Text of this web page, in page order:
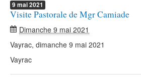
9 mai2021
Visite Pastorale de Mgr Camiade
Dimanche 9 mai 2021
Vayrac, dimanche 9 mai 2021
Vayrac